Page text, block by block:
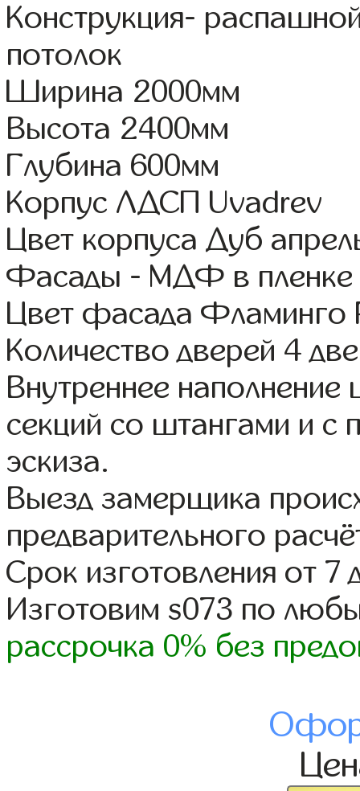
Конструкция-
потолок
Ширина 2000мм
Высота 2400мм
Глубина 600мм
Корпус ЛДСП Uvadrev
Цвет корпуса Дуб
Фасады - МДФ в
Цвет фасада Фламинго
Количество дверей 4
Внутреннее
секций со штангами и с
эскиза.
Выезд замерщика
предварительного
Срок изготовления от 7
Изготовим s073 по
рассрочка 0% без